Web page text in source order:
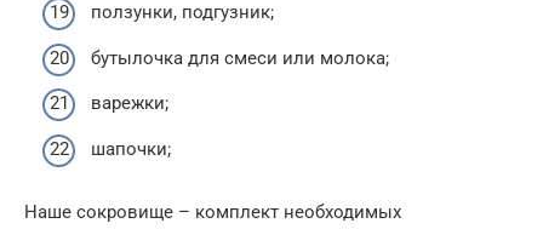
ползунки, подгузник;
бутылочка для смеси или молока;
варежки;
шапочки;
Наше сокровище – комплект необходимых